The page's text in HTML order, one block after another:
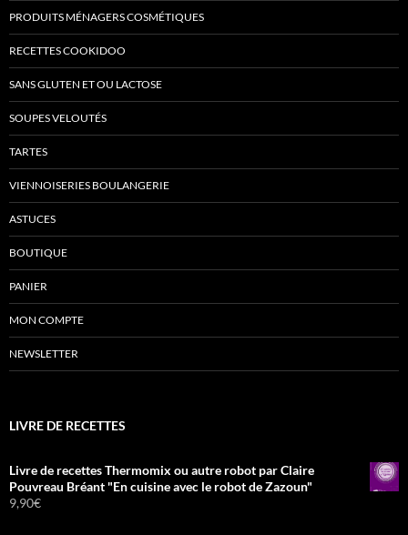
PRODUITS MÉNAGERS COSMÉTIQUES
RECETTES COOKIDOO
SANS GLUTEN ET OU LACTOSE
SOUPES VELOUTÉS
TARTES
VIENNOISERIES BOULANGERIE
ASTUCES
BOUTIQUE
PANIER
MON COMPTE
NEWSLETTER
LIVRE DE RECETTES
Livre de recettes Thermomix ou autre robot par Claire
Pouvreau Bréant "En cuisine avec le robot de Zazoun"
9,90€